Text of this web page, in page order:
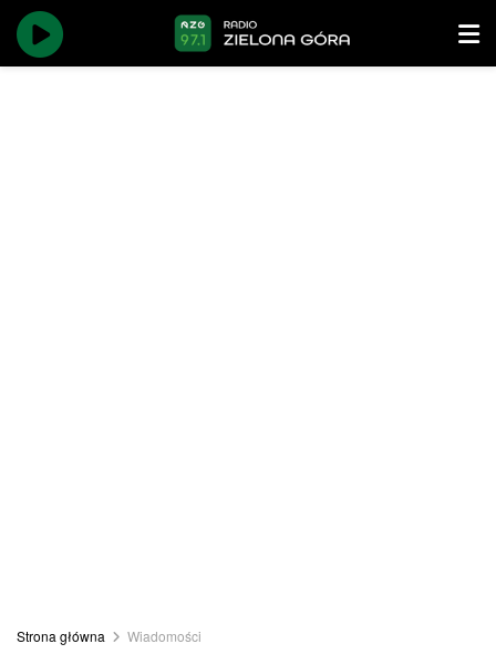
Strona główna Wiadomości